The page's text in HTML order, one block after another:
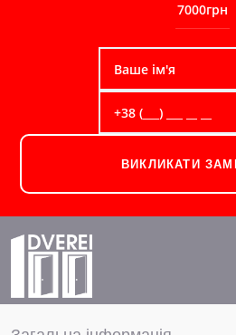
7000грн
ВИКЛИКАТИ